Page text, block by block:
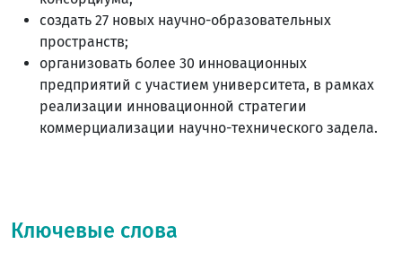
создать 27 новых научно-образовательных
пространств;
организовать более 30 инновационных
предприятий с участием университета, в рамках
реализации инновационной стратегии
коммерциализации научно-технического задела.
Ключевые слова